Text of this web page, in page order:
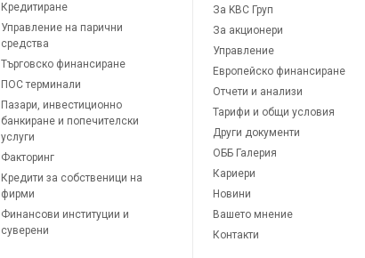
Кредитиране
Управление на парични
средства
Търговско финансиране
ПОС терминали
Пазари, инвестиционно
банкиране и попечителски
услуги
Факторинг
Кредити за собственици на
фирми
Финансови институции и
суверени
За KBC Груп
За акционери
Управление
Европейско финансиране
Отчети и анализи
Тарифи и общи условия
Други документи
ОББ Галерия
Кариери
Новини
Вашето мнение
Контакти